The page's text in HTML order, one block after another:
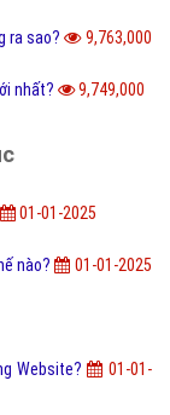
ra sao? 9,763,000
nhất? 9,749,000
01-01-2025
nào? 01-01-2025
Website?
01-01-